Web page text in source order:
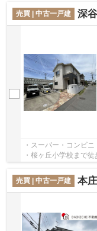
売買 | 中古一戸建 深
・スーパー・コンビ
・桜ヶ丘小学校まで
売買 | 中古一戸建
本